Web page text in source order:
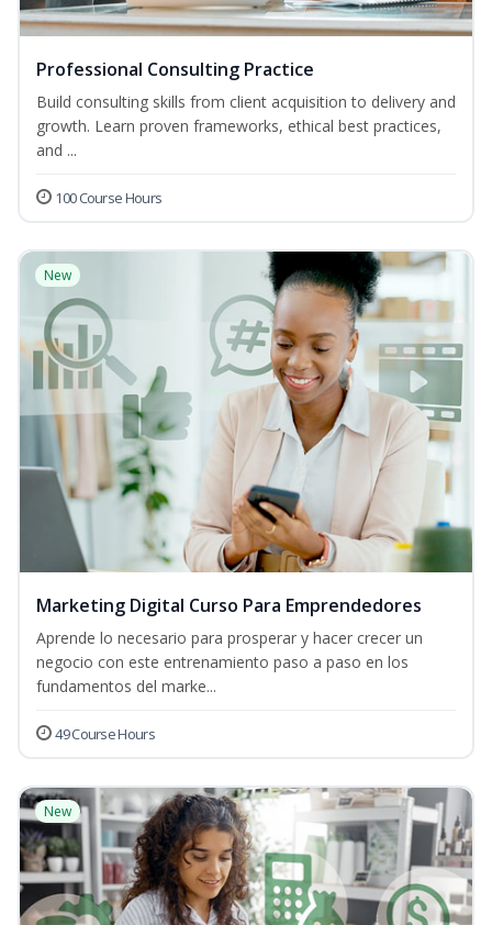
Professional Consulting Practice
Build consulting skills from client acquisition to delivery and
growth. Learn proven frameworks, ethical best practices,
and ...
100 Course Hours
New
Marketing Digital Curso Para Emprendedores
Aprende lo necesario para prosperar y hacer crecer un
negocio con este entrenamiento paso a paso en los
fundamentos del marke...
49 Course Hours
New